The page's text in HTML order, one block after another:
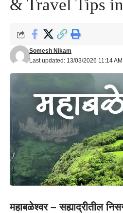
& Travel Tips
Last updated: 13/03/2026 11:14 AM
Somesh Nikam
महाबळेश्वर – सह्याद्रीतील